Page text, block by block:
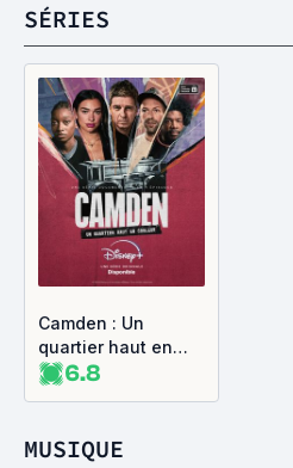
SÉRIES
Camden : Un
quartier haut en
couleur
6.8
MUSIQUE